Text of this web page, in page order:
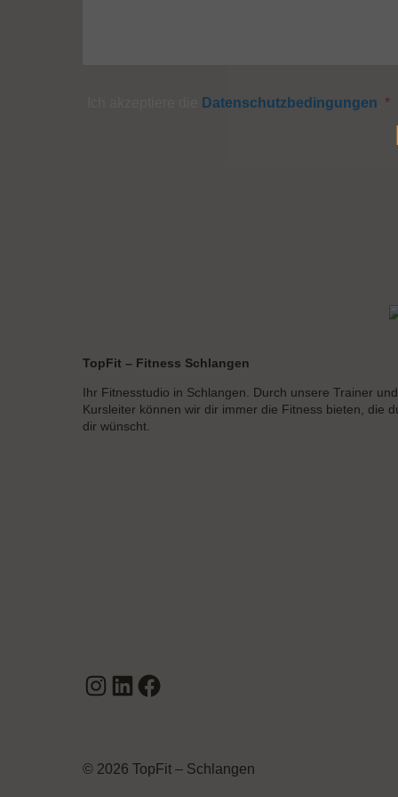
Datenschutzbedingungen *
TopFit – Fitness Schlangen
Ihr Fitnesstudio in Schlangen. Durch unsere Trainer und
Kursleiter können wir dir immer die Fitness bieten, die
dir wünscht.
Instagram
LinkedIn
Facebook
© 2026 TopFit – Schlangen